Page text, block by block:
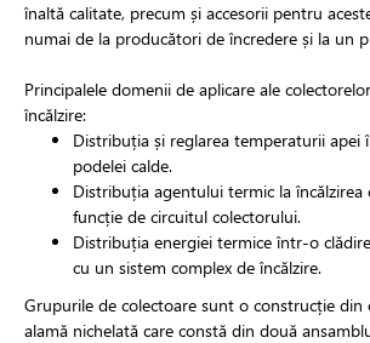
înaltă calitate, precum și accesorii pentru
numai de la producători de încredere și la un
Principalele domenii de aplicare ale
încălzire:
Distribuția și reglarea temperaturii apei
podelei calde.
Distribuția agentului termic la încălzirea
funcție de circuitul colectorului.
Distribuția energiei termice într-o
cu un sistem complex de încălzire.
Grupurile de colectoare sunt o construcție din
alamă nichelată care constă din două